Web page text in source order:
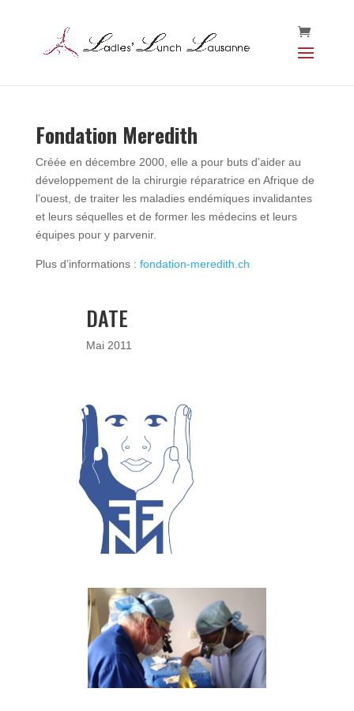
Fondation Meredith
Créée en décembre 2000, elle a pour buts d’aider au
développement de la chirurgie réparatrice en Afrique de
l’ouest, de traiter les maladies endémiques invalidantes
et leurs séquelles et de former les médecins et leurs
équipes pour y parvenir.
Plus d’informations : fondation-meredith.ch
DATE
Mai 2011